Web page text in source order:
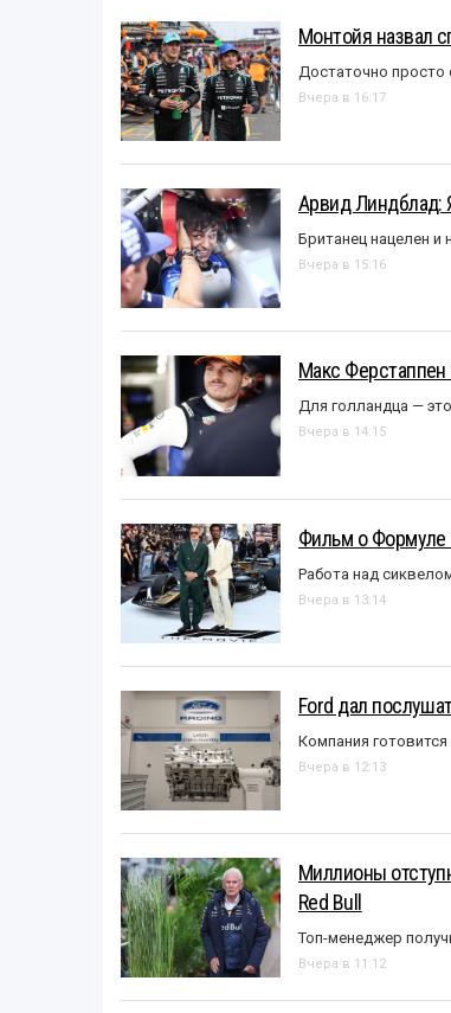
Монтойя назвал
Достаточно просто
Вчера в 16:17
Арвид Линдблад:
Британец нацелен и
Вчера в 15:16
Макс Ферстаппен
Для голландца —
Вчера в 14:15
Фильм о Формуле
Работа над
Вчера в 13:14
Ford дал
Компания
Вчера в 12:13
Миллионы
Red Bull
Топ-менеджер
Вчера в 11:12